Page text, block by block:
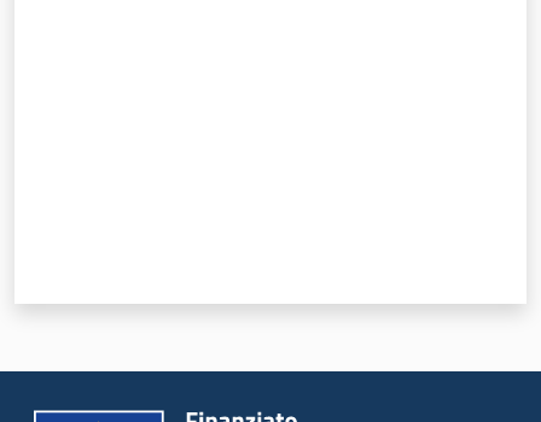
Novità